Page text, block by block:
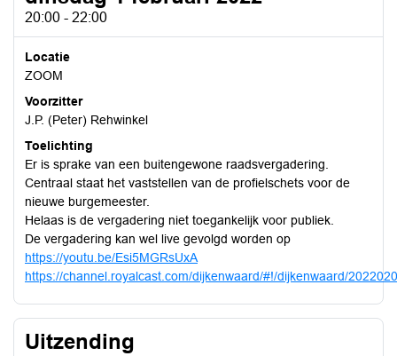
20:00 - 22:00
Locatie
ZOOM
Voorzitter
J.P. (Peter) Rehwinkel
Toelichting
Er is sprake van een buitengewone raadsvergadering.
Centraal staat het vaststellen van de profielschets voor de
nieuwe burgemeester.
Helaas is de vergadering niet toegankelijk voor publiek.
De vergadering kan wel live gevolgd worden op
https://youtu.be/Esi5MGRsUxA
https://channel.royalcast.com/dijkenwaard/#!/dijkenwaard/
Uitzending